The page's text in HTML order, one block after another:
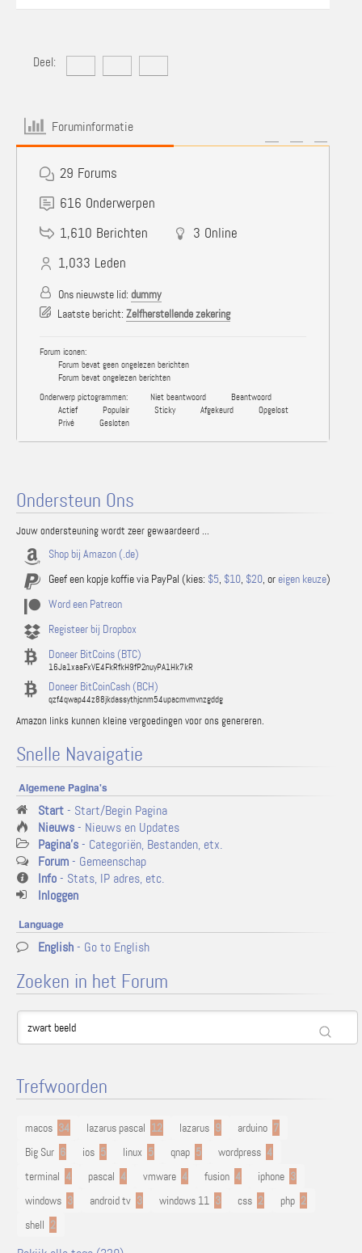
Deel:
Foruminformatie
29 Forums
616 Onderwerpen
1,610 Berichten 3 Online
1,033 Leden
Ons nieuwste lid: dummy
Laatste bericht: Zelfherstellende zekering
Forum iconen:
Forum bevat geen ongelezen berichten
Forum bevat ongelezen berichten
Onderwerp pictogrammen:
Niet beantwoord
Beantwoord
Actief
Populair Sticky Afgekeurd
Opgelost
Privé
Gesloten
Ondersteun Ons
Jouw ondersteuning wordt zeer gewaardeerd ...
Shop bij Amazon (.de)
Geef een kopje koffie via PayPal (kies: $5, $10, $20, or eigen keuze)
Word een Patreon
Registeer bij Dropbox
Doneer BitCoins (BTC)
16Ja1xaaFxVE4FkRfkH9fP2nuyPA1Hk7kR
Doneer BitCoinCash (BCH)
qzf4qwap44z88jkdassythjcnm54upacmvmvnzgddg
Amazon links kunnen kleine vergoedingen voor ons genereren.
Snelle Navaigatie
Algemene Pagina's
Start- Start/Begin Pagina
Nieuws- Nieuws en Updates
Pagina's- Categoriën, Bestanden, etx.
Forum- Gemeenschap
Info- Stats, IP adres, etc.
Inloggen
Language
English- Go to English
Zoeken in het Forum
Trefwoorden
macos 34 lazarus pascal 12 lazarus 9 arduino 7
Big Sur 6 ios 5 linux 5 qnap 5 wordpress 4
terminal 4 pascal 4 vmware 4 fusion 4 iphone 3
windows 3 android tv 3 windows 11 3 css 2 php 2
shell 2